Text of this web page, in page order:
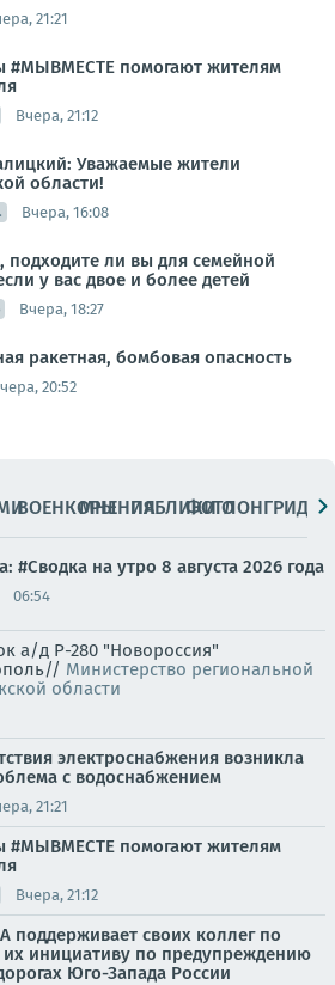
21:21
#МЫВМЕСТЕ помогают жителям
Вчера, 21:12
Уважаемые жители
области!
Вчера, 16:08
подходите ли вы для семейной
у вас двое и более детей
Вчера, 18:27
ракетная, бомбовая опасность
20:52
ВОЕНКОРЫМНЕНИЯПАБЛИКИ
ФОТОЛОНГРИДЫ
#Сводка на утро 8 августа 2026 года
06:54
а/д Р-280 "Новороссия"
Министерство региональной
области
электроснабжения возникла
с водоснабжением
21:21
#МЫВМЕСТЕ помогают жителям
Вчера, 21:12
поддерживает своих коллег по
инициативу по предупреждению
Юго-Запада России